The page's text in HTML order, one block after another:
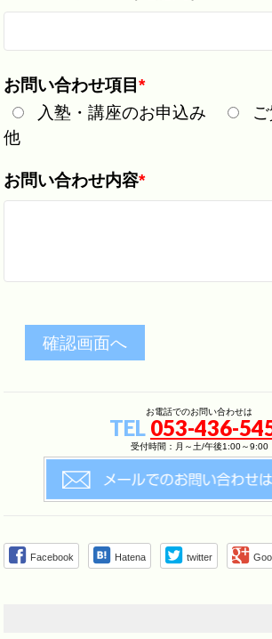
お問い合わせ項目*
入塾・講座のお申込み
他
お問い合わせ内容*
お電話でのお問い合わせは
TEL 053-436-
受付時間：月～土/午後1:00～9:00
Facebook Hatena twitter